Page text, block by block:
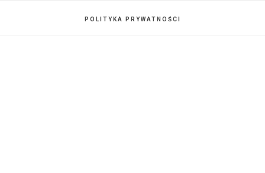
POLITYKA PRYWATNOŚCI